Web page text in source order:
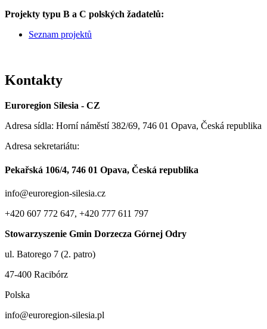
Projekty typu B a C polských žadatelů:
Seznam projektů
Kontakty
Euroregion Silesia - CZ
Adresa sídla: Horní náměstí 382/69, 746 01 Opava, Česká republika
Adresa sekretariátu:
Pekařská 106/4, 746 01 Opava, Česká republika
info@euroregion-silesia.cz
+420 607 772 647, +420 777 611 797
Stowarzyszenie Gmin Dorzecza Górnej Odry
ul. Batorego 7 (2. patro)
47-400 Racibórz
Polska
info@euroregion-silesia.pl